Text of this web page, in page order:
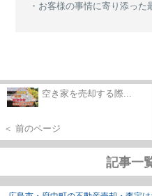
・お客様の事情に寄り添っ
空き家を売却する際...
＜ 前のページ
記事一